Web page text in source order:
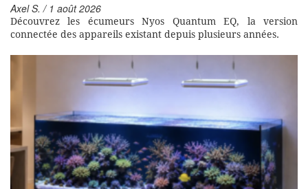
Axel S. / 1 août 2026
Découvrez les écumeurs Nyos Quantum EQ, la version
connectée des appareils existant depuis plusieurs années.